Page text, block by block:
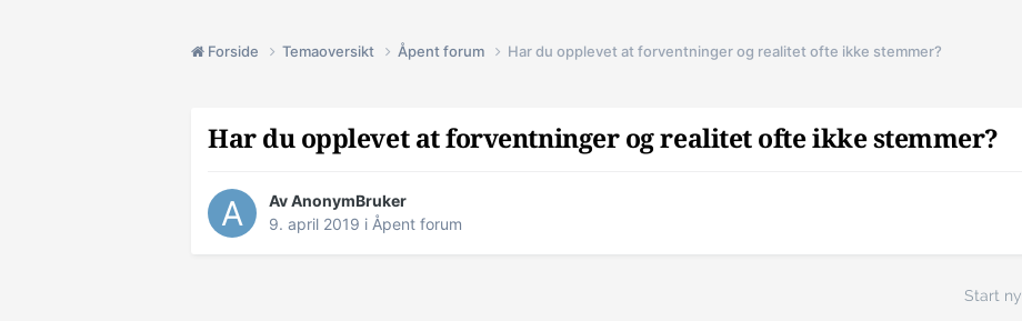
Forside Temaoversikt Åpent forum Har du opplevet at forventninger og realitet ofte ikke stemmer?
Har du opplevet at forventninger og realitet ofte ikke stemmer?
Av AnonymBruker
9. april 2019 i Åpent forum
Start